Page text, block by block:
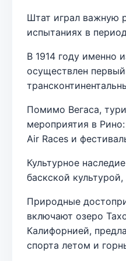
Штат играл важную
испытаниях в
В 1914 году именно
осуществлен первый
Помимо Вегаса,
мероприятия в
Air Races и
Культурное
баскской
Природные
включают озеро
Калифорнией,
спорта летом и